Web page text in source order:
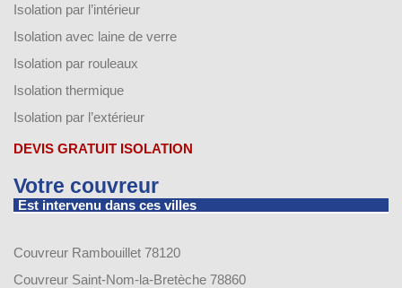
Isolation par l’intérieur
Isolation avec laine de verre
Isolation par rouleaux
Isolation thermique
Isolation par l’extérieur
DEVIS GRATUIT ISOLATION
Votre couvreur
Est intervenu dans ces villes
Couvreur Rambouillet 78120
Couvreur Saint-Nom-la-Bretèche 78860